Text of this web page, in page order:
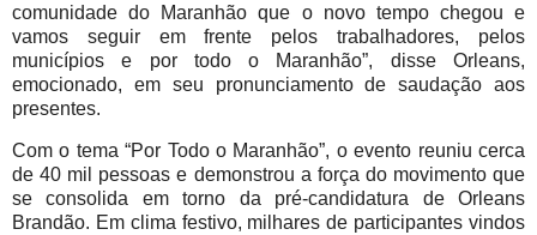
comunidade do Maranhão que o novo tempo chegou e
vamos seguir em frente pelos trabalhadores, pelos
municípios e por todo o Maranhão”, disse Orleans,
emocionado, em seu pronunciamento de saudação aos
presentes.
Com o tema “Por Todo o Maranhão”, o evento reuniu cerca
de 40 mil pessoas e demonstrou a força do movimento que
se consolida em torno da pré-candidatura de Orleans
Brandão. Em clima festivo, milhares de participantes vindos